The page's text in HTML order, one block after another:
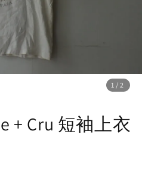
1 /2
+ Cru 短袖上衣